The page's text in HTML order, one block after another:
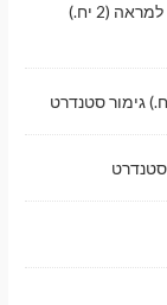
לדלתות קדמיות דגם עם פתח למראה (2 יח.)